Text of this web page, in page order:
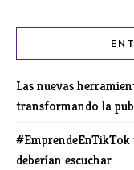
Las nuevas
transformando la
#EmprendeEnTikTok
deberían escuchar